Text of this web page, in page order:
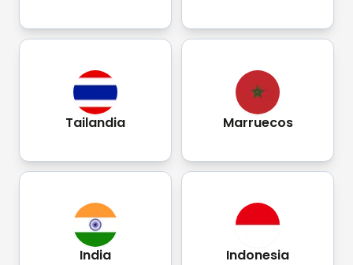
Tailandia Marruecos
India Indonesia